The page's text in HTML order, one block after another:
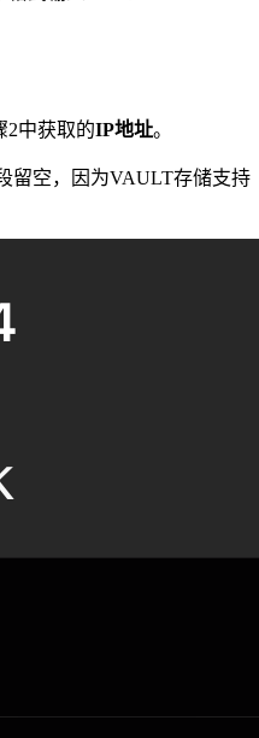
2中获取的IP地址。
留空，因为VAULT存储支持